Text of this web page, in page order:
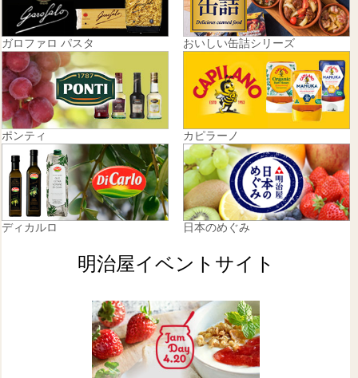
ガロファロ パスタ おいしい缶詰シリーズ
ポンティ カピラーノ
ディカルロ 日本のめぐみ
明治屋イベントサイト